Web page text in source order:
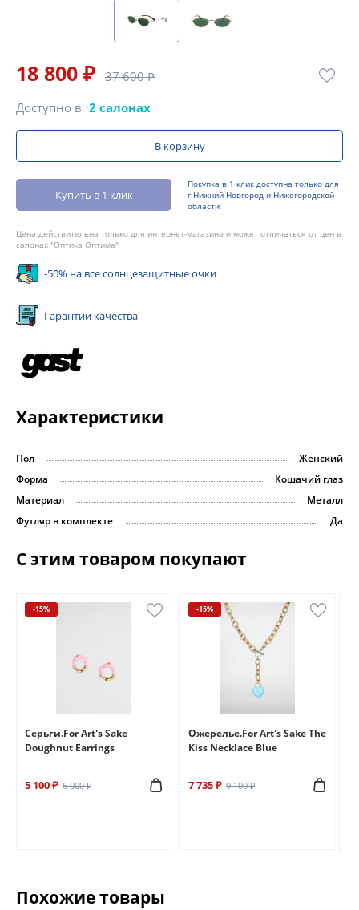
18 800 ₽ 37 600 ₽
Доступно в 2 салонах
В корзину
Купить в 1 клик
Покупка в 1 клик доступна только для
г.Нижний Новгород и Нижегородской
области
Цена действительна только для интернет-магазина и может отличаться от цен в
салонах "Оптика Оптима"
-50% на все солнцезащитные очки
Гарантии качества
Характеристики
Пол
Женский
Форма
Кошачий глаз
Материал
Металл
Футляр в комплекте
Да
С этим товаром покупают
-15%
Серьги.For Art's Sake
Doughnut Earrings
5 100 ₽ 6 000 ₽
-15%
Ожерелье.For Art's Sake The
Kiss Necklace Blue
7 735 ₽ 9 100 ₽
Похожие товары